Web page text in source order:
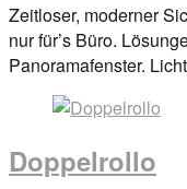
Posted
on
29.
By
Zeitloser, moderner
nur für’s Büro.
Panoramafenster.
Doppelrollo